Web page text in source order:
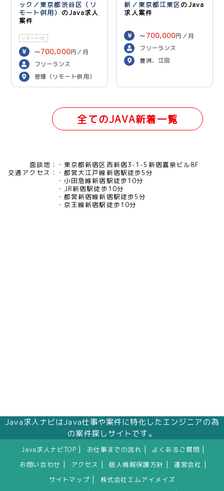
ック／東京都渋谷区（リ
モート併用） のJava求人
案件
リモートOK
〜700,000円／月
フリーランス
笹塚（リモート併用）
新／東京都江東区のJava
求人案件
〜 700,000円／月
フリーランス
豊洲、江田
全てのJAVA新着一覧
面談地：
東京都新宿区西新宿3-1-5新宿嘉泉ビル8F
交通アクセス：
都営大江戸線新宿駅徒歩5分
小田急線新宿駅徒歩10分
JR新宿駅徒歩10分
都営新宿線新宿駅徒歩5分
京王線新宿駅徒歩10分
Java求人ナビはJava仕事や案件に特化したエンジニアの為
の案件探しサイトです。
Java求人ナビTOP お仕事までの流れ よくあるご質問
お問い合わせ アクセス 個人情報保護方針 運営会社
サイトマップ
株式会社エムアイメイズ